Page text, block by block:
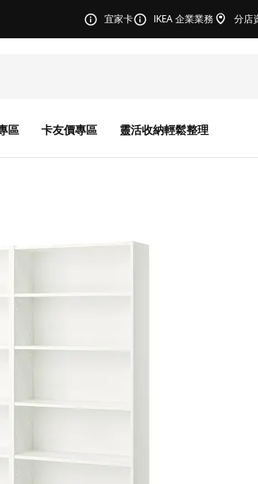
宜家卡 IKEA 企業業務 分店
區 卡友價專區 靈活收納輕鬆整理